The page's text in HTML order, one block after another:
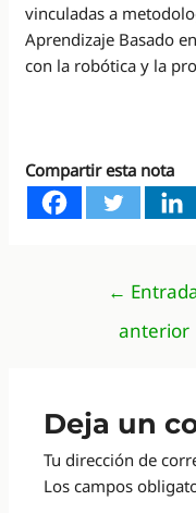
vinculadas a
Aprendizaje Basado
con la robótica y la
Compartir esta nota
Navegación
entradas
←
anterior
Deja un
Tu dirección de
Los campos